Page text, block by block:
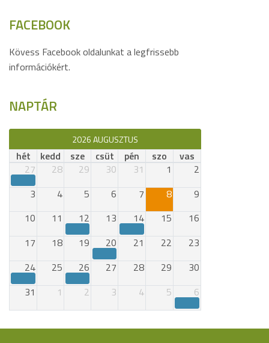
FACEBOOK
Kövess Facebook oldalunkat a legfrissebb
információkért.
NAPTÁR
2026 AUGUSZTUS
hét kedd sze csüt pén szo
vas
27
28 29 30 31 1
2
3
4 5 6 7 8
9
10
11 12 13 14 15
16
17
18 19 20 21 22
23
24
25 26 27 28 29
30
31
1 2 3 4 5 6